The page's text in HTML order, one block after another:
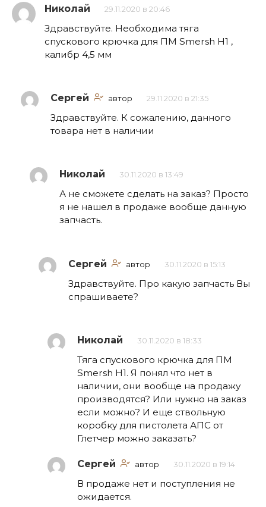
Николай 29.11.2020 в 20:46
Здравствуйте. Необходима тяга
спускового крючка для ПМ Smersh H1 ,
калибр 4,5 мм
Сергей автор 29.11.2020 в 21:35
Здравствуйте. К сожалению, данного
товара нет в наличии
Николай 30.11.2020 в 13:49
А не сможете сделать на заказ? Просто
я не нашел в продаже вообще данную
запчасть.
Сергей автор 30.11.2020 в 15:13
Здравствуйте. Про какую запчасть Вы
спрашиваете?
Николай 30.11.2020 в 18:33
Тяга спускового крючка для ПМ
Smersh H1. Я понял что нет в
наличии, они вообще на продажу
производятся? Или нужно на заказ
если можно? И еще ствольную
коробку для пистолета АПС от
Глетчер можно заказать?
Сергей автор 30.11.2020 в 19:14
В продаже нет и поступления не
ожидается.